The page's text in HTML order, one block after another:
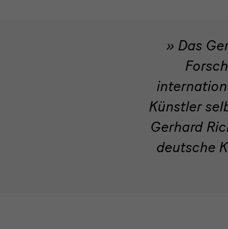
Das
Künstler
Gerhard
deutsche